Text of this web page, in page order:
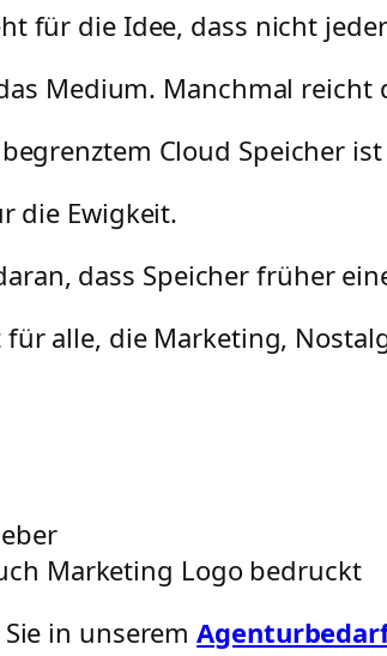
für die Idee, dass nicht
Medium. Manchmal reicht
Cloud Speicher
die Ewigkeit.
dass Speicher früher
für alle, die Marketing,
Marketing Logo bedruckt
in unserem